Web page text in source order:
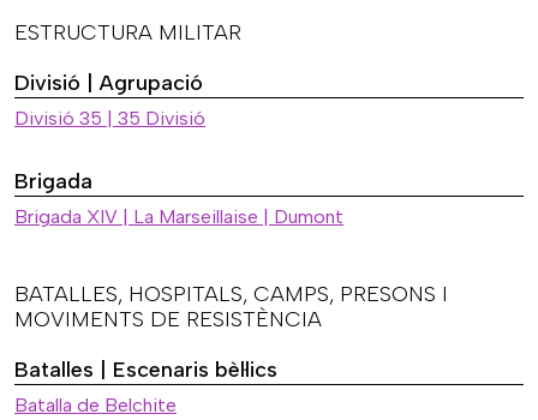
ESTRUCTURA MILITAR
Divisió | Agrupació
Divisió 35 | 35 Divisió
Brigada
Brigada XIV | La Marseillaise | Dumont
BATALLES, HOSPITALS, CAMPS, PRESONS I
MOVIMENTS DE RESISTÈNCIA
Batalles | Escenaris bèl·lics
Batalla de Belchite